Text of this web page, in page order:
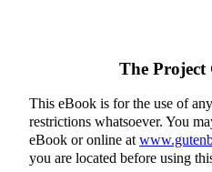
The
This eBook is for the use of
restrictions whatsoever. You
eBook or online at
you are located before using